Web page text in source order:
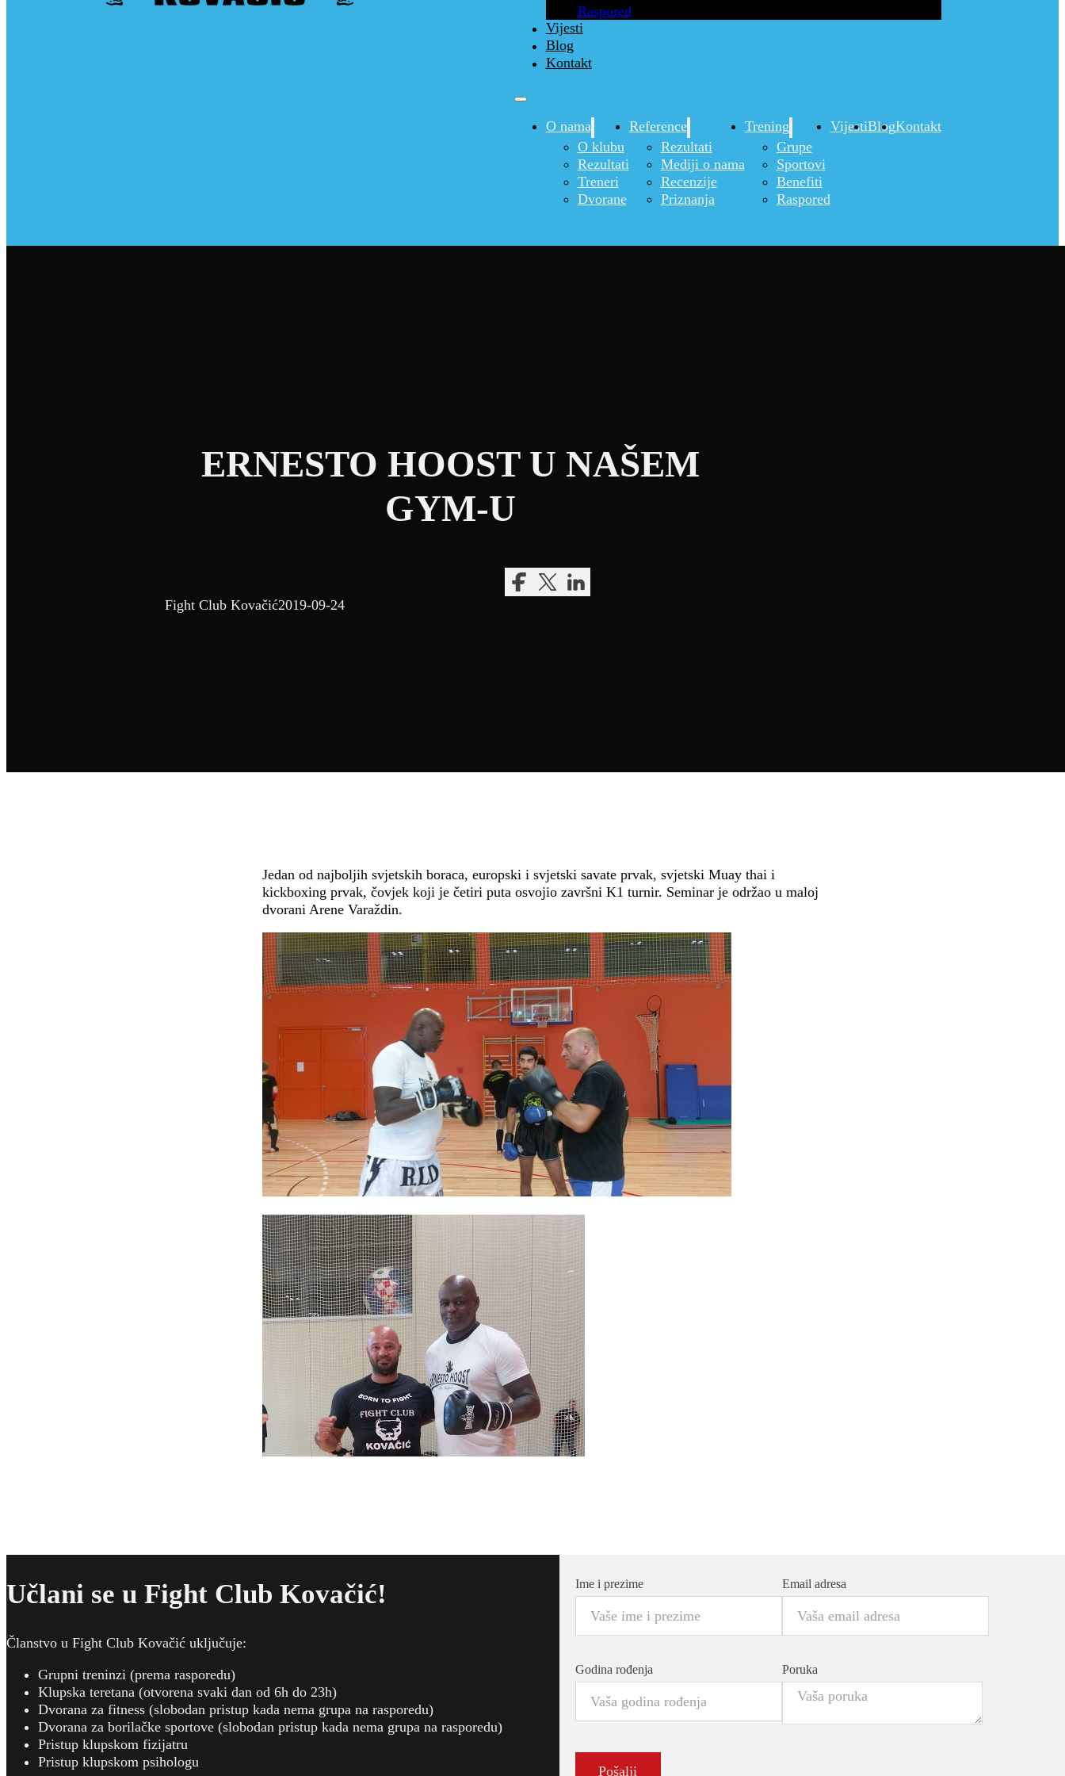
Raspored
Vijesti
Blog
Kontakt
O nama
O klubu
Rezultati
Treneri
Dvorane
Reference
Rezultati
Mediji o nama
Recenzije
Priznanja
Trening
Grupe
Sportovi
Benefiti
Raspored
VijestiBlogKontakt
ERNESTO HOOST U NAŠEM
GYM-U
Podijeli na Facebook
Podijeli na Twitter ili X
Podijeli na LinkedIn
Fight Club Kovačić2019-09-24
Jedan od najboljih svjetskih boraca, europski i svjetski savate prvak, svjetski Muay thai i
kickboxing prvak, čovjek koji je četiri puta osvojio završni K1 turnir. Seminar je održao u maloj
dvorani Arene Varaždin.
Učlani se u Fight Club Kovačić!
Članstvo u Fight Club Kovačić uključuje:
Grupni treninzi (prema rasporedu)
Klupska teretana (otvorena svaki dan od 6h do 23h)
Dvorana za fitness (slobodan pristup kada nema grupa na rasporedu)
Dvorana za borilačke sportove (slobodan pristup kada nema grupa na rasporedu)
Pristup klupskom fizijatru
Pristup klupskom psihologu
Ime i prezime Email adresa
Godina rođenja Poruka
Pošalji